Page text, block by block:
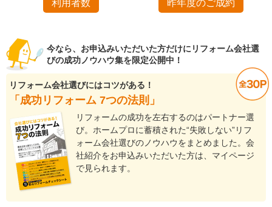
利用者数 昨年度のご成約
今なら、お申込みいただいた方だけにリフォーム会社選
びの成功ノウハウ集を限定公開中！
リフォーム会社選びにはコツがある！
「成功リフォーム 7つの法則」
リフォームの成功を左右するのはパートナー選
び。ホームプロに蓄積された“失敗しない”リフ
ォーム会社選びのノウハウをまとめました。会
社紹介をお申込みいただいた方は、マイページ
で見られます。